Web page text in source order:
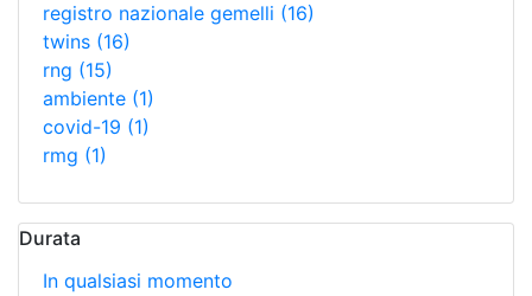
registro nazionale gemelli (16)
twins (16)
rng (15)
ambiente (1)
covid-19 (1)
rmg (1)
Durata
In qualsiasi momento